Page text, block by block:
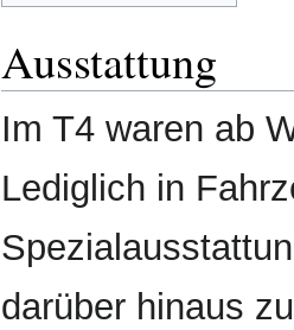
Ausstattung
Im T4 waren ab
Lediglich in
darüber hinaus